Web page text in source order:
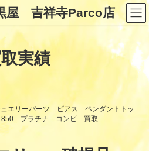
吉祥寺Parco店
実績
リーパーツ ピアス ペンダントトッ
プラチナ コンビ 買取